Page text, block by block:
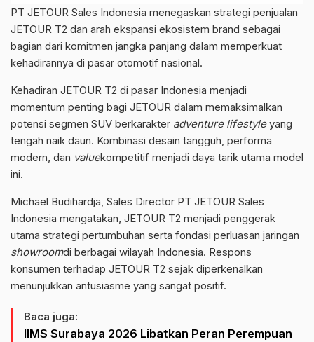
PT JETOUR Sales Indonesia menegaskan strategi penjualan
JETOUR T2 dan arah ekspansi ekosistem brand sebagai
bagian dari komitmen jangka panjang dalam memperkuat
kehadirannya di pasar otomotif nasional.
Kehadiran JETOUR T2 di pasar Indonesia menjadi
momentum penting bagi JETOUR dalam memaksimalkan
potensi segmen SUV berkarakter adventure lifestyleyang
tengah naik daun. Kombinasi desain tangguh, performa
modern, dan valuekompetitif menjadi daya tarik utama model
ini.
Michael Budihardja, Sales Director PT JETOUR Sales
Indonesia mengatakan, JETOUR T2 menjadi penggerak
utama strategi pertumbuhan serta fondasi perluasan jaringan
showroomdi berbagai wilayah Indonesia. Respons
konsumen terhadap JETOUR T2 sejak diperkenalkan
menunjukkan antusiasme yang sangat positif.
Baca juga:
IIMS Surabaya 2026 Libatkan Peran Perempuan